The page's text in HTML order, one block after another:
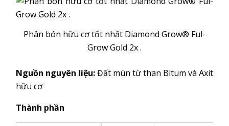
Phân bón hữu cơ tốt nhất Diamond Grow® Ful-
Grow Gold 2x .
Nguồn nguyên liệu:Đất mùn từ than Bitum và Axit
hữu cơ
Thành phần